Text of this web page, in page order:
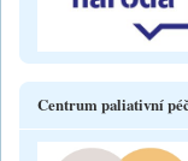
Centrum paliativní